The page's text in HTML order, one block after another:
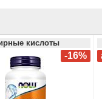
кислоты